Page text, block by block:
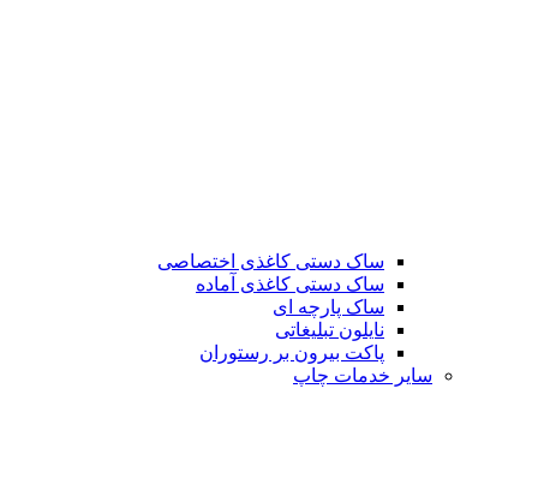
ساک دستی کاغذی اختصاصی
ساک دستی کاغذی آماده
ساک پارچه ای
نایلون تبلیغاتی
پاکت بیرون بر رستوران
سایر خدمات چاپ